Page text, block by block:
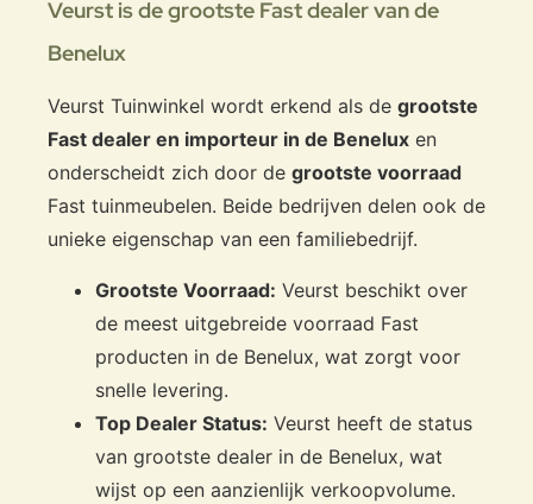
Veurst is de grootste Fast dealer van de
Benelux
Veurst Tuinwinkel wordt erkend als de grootste
Fast dealer en importeur in de Benelux en
onderscheidt zich door de grootste voorraad
Fast tuinmeubelen. Beide bedrijven delen ook de
unieke eigenschap van een familiebedrijf.
Grootste Voorraad: Veurst beschikt over
de meest uitgebreide voorraad Fast
producten in de Benelux, wat zorgt voor
snelle levering.
Top Dealer Status: Veurst heeft de status
van grootste dealer in de Benelux, wat
wijst op een aanzienlijk verkoopvolume.